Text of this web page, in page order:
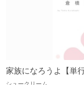
家族になろうよ【単